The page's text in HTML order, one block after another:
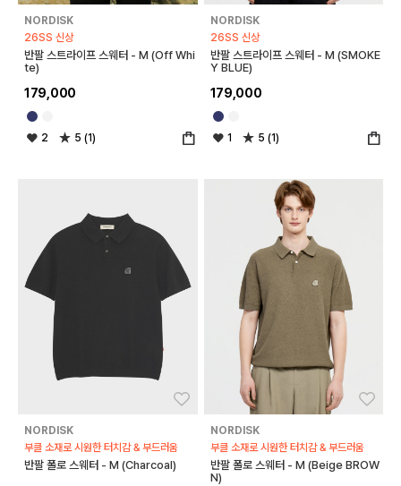
NORDISK
26SS 신상
반팔 스트라이프 스웨터 - M (Off Whi
te)
179,000
2 5 (1)
NORDISK
26SS 신상
반팔 스트라이프 스웨터 - M (SMOKE
Y BLUE)
179,000
1 5 (1)
NORDISK
부클 소재로 시원한 터치감 & 부드러움
반팔 폴로 스웨터 - M (Charcoal)
NORDISK
부클 소재로 시원한 터치감 & 부드러움
반팔 폴로 스웨터 - M (Beige BROW
N)